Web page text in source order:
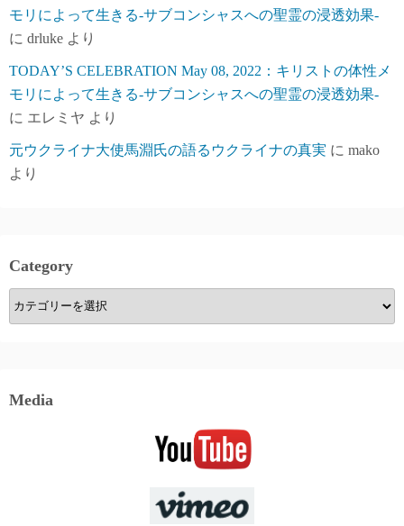
モリによって生きる-サブコンシャスへの聖霊の浸透効果-
に drluke より
TODAY’S CELEBRATION May 08, 2022：キリストの体性メ
モリによって生きる-サブコンシャスへの聖霊の浸透効果-
に エレミヤ より
元ウクライナ大使馬淵氏の語るウクライナの真実 に mako
より
Category
Category
Media